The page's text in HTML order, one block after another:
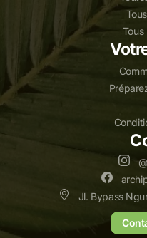
Tous
Jl. Bypass